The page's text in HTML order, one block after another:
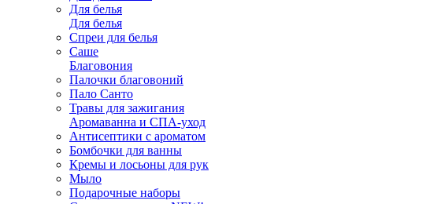
Для белья
Для белья
Спреи для белья
Саше
Благовония
Палочки благовоний
Пало Санто
Травы для зажигания
Аромаванна и СПА-уход
Антисептики с ароматом
Бомбочки для ванны
Кремы и лосьоны для рук
Мыло
Подарочные наборы